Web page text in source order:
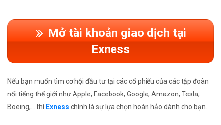
Mở tài khoản giao dịch tại
Exness
Nếu bạn muốn tìm cơ hội đầu tư tại các cổ phiếu của các tập đoàn
nổi tiếng thế giới như Apple, Facebook, Google, Amazon, Tesla,
Boeing,... thì Exness chính là sự lựa chọn hoàn hảo dành cho bạn.